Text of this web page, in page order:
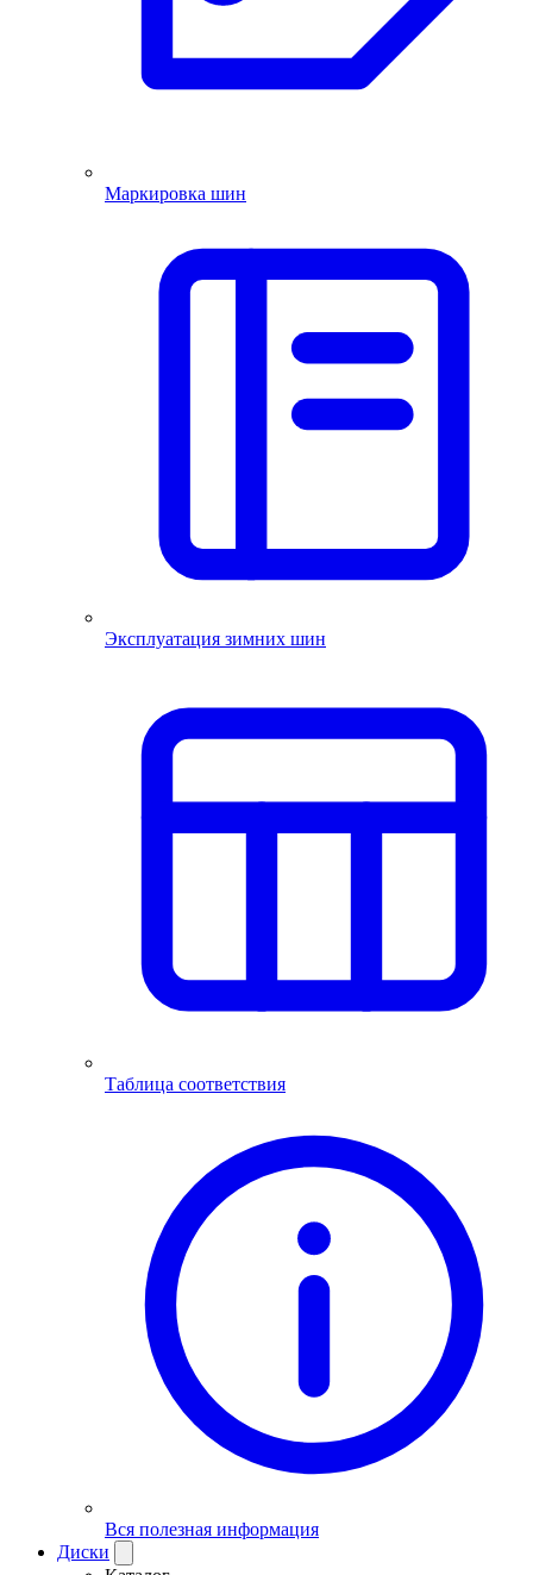
Маркировка шин
Эксплуатация зимних шин
Таблица соответствия
Вся полезная информация
Диски